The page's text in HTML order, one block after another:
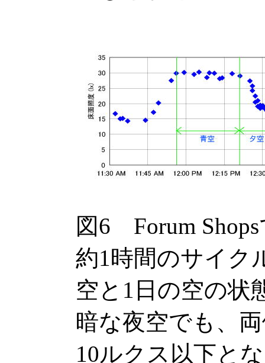
図6 Forum
約1時間のサイ
空と1日の空の状
暗な夜空でも、
10ルクス以下と